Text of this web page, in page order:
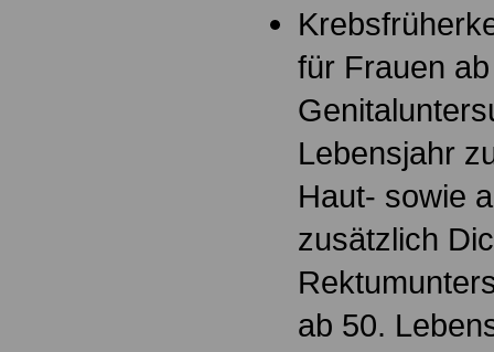
für Frauen
Lebensjahr
Haut- sowie
zusätzlich
ab 50.